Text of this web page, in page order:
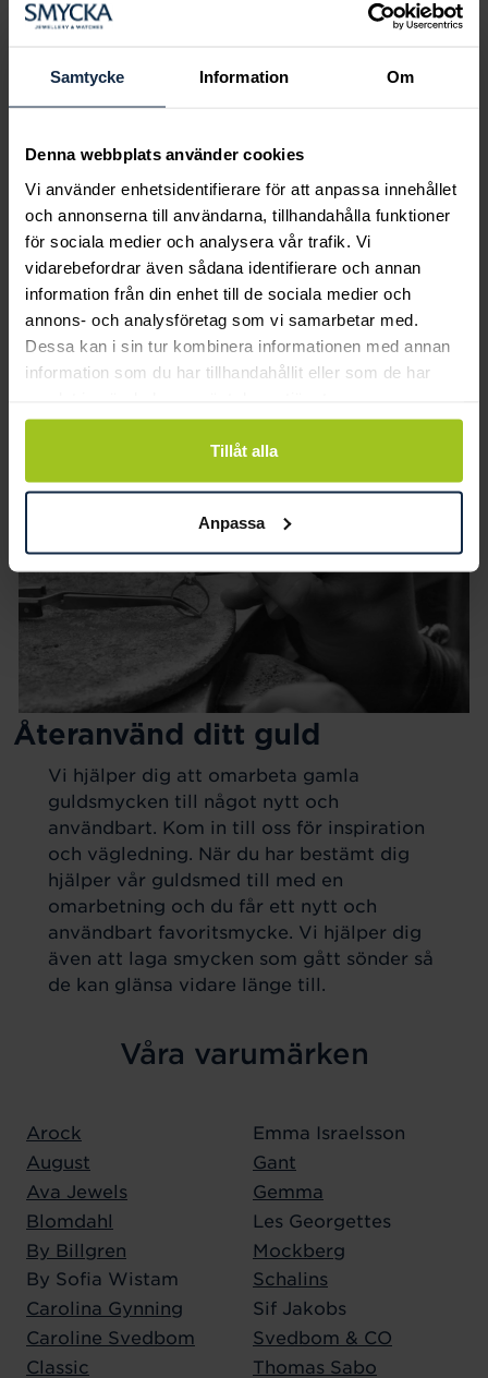
Samtycke Information Om
Denna webbplats använder cookies
Vi använder enhetsidentifierare för att anpassa innehållet
och annonserna till användarna, tillhandahålla funktioner
för sociala medier och analysera vår trafik. Vi
vidarebefordrar även sådana identifierare och annan
information från din enhet till de sociala medier och
annons- och analysföretag som vi samarbetar med.
Dessa kan i sin tur kombinera informationen med annan
information som du har tillhandahållit eller som de har
Tillåt alla
Anpassa
drömring för varje tillfälle i livet. Bokar du
perfekt för just din stil och smak.
Återanvänd ditt guld
Vi hjälper dig att omarbeta gamla
guldsmycken till något nytt och
användbart. Kom in till oss för inspiration
och vägledning. När du har bestämt dig
hjälper vår guldsmed till med en
omarbetning och du får ett nytt och
användbart favoritsmycke. Vi hjälper dig
även att laga smycken som gått sönder så
de kan glänsa vidare länge till.
Våra varumärken
Arock
August
Ava Jewels
Blomdahl
By Billgren
By Sofia Wistam
Carolina Gynning
Caroline Svedbom
Classic
Emma Israelsson
Gant
Gemma
Les Georgettes
Mockberg
Schalins
Sif Jakobs
Svedbom & CO
Thomas Sabo